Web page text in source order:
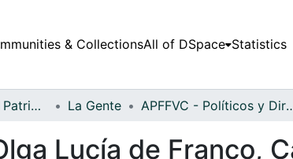
& CollectionsAll of DSpace Statistics
Fondo Archivo del Patrimonio Fotográfico y Fílmico del Valle del Cauca La Gente APFFVC - Políticos
Lucía de Franco,